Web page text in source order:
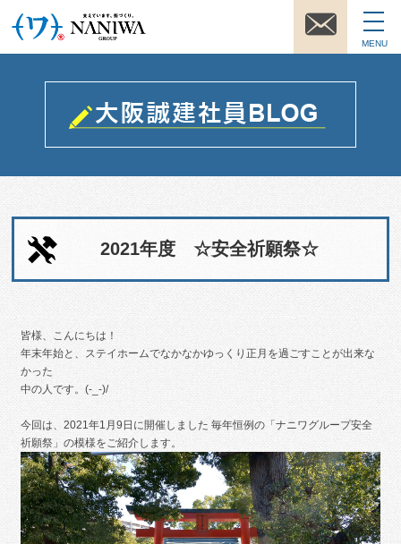
MENU
2021年度 ☆安全祈願祭☆
皆様、こんにちは！
年末年始と、ステイホームでなかなかゆっくり正月を過ごすことが出来な
かった
中の人です。(-_-)/
今回は、2021年1月9日に開催しました 毎年恒例の「ナニワグループ安全
祈願祭」の模様をご紹介します。